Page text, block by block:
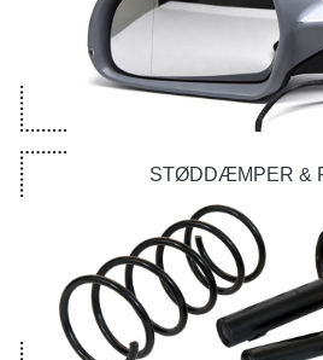
STØDDÆMPER &